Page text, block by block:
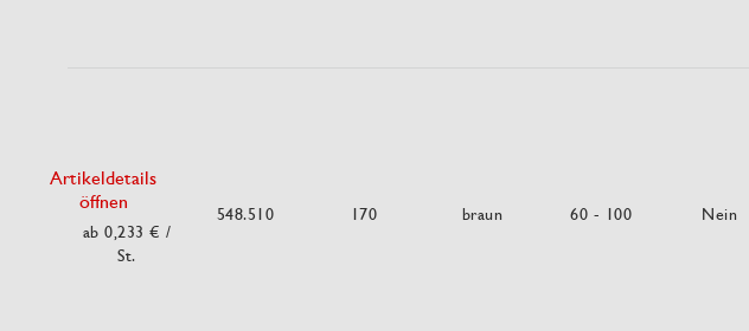
Artikeldetails
öffnen
ab 0,233 € /
St.
548.510 170 braun 60 - 100 Nein